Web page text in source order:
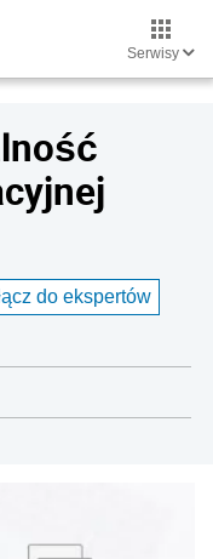
Serwisy
do ekspertów